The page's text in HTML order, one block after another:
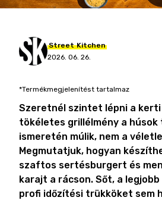
Street Kitchen
2026. 06. 26.
*Termékmegjelenítést tartalmaz
Szeretnél szintet lépni a
tökéletes grillélmény a húsok
ismeretén múlik, nem a
Megmutatjuk, hogyan
szaftos sertésburgert és
karajt a rácson. Sőt, a
profi időzítési trükköket sem